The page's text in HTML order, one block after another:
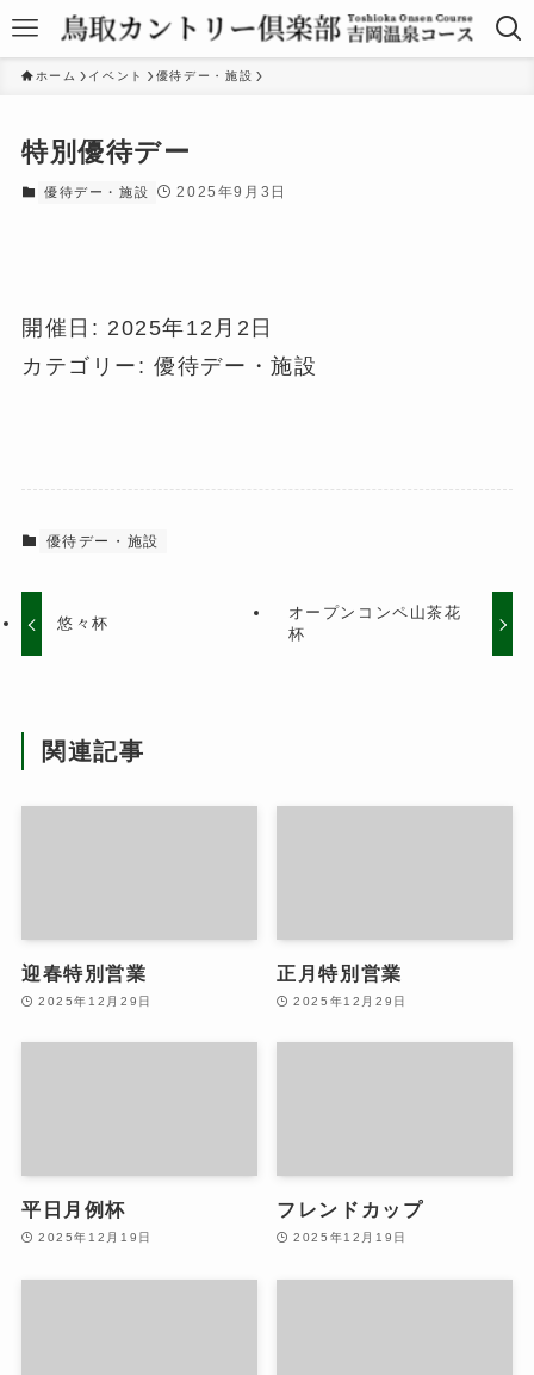
ホーム イベント 優待デー・施設
特別優待デー
優待デー・施設 2025年9月3日
開催日: 2025年12月2日
カテゴリー:優待デー・施設
優待デー・施設
悠々杯
オープンコンペ山茶花
杯
関連記事
迎春特別営業
2025年12月29日
正月特別営業
2025年12月29日
平日月例杯
2025年12月19日
フレンドカップ
2025年12月19日